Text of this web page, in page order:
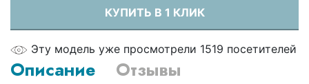
КУПИТЬ В 1 КЛИК
Эту модель уже просмотрели 1519 посетителей
Описание Отзывы